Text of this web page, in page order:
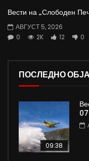
Вести на „Слободен
АВГУСТ 5, 2026
0
2K 12 0
ПОСЛЕДНО
09:38